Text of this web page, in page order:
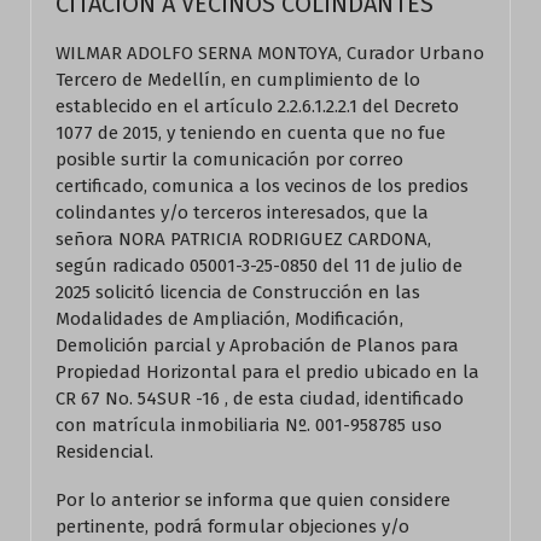
WILMAR ADOLFO SERNA MONTOYA, Curador Urbano
Tercero de Medellín, en cumplimiento de lo
establecido en el artículo 2.2.6.1.2.2.1 del Decreto
1077 de 2015, y teniendo en cuenta que no fue
posible surtir la comunicación por correo
certificado, comunica a los vecinos de los predios
colindantes y/o terceros interesados, que la
señora NORA PATRICIA RODRIGUEZ CARDONA,
según radicado 05001-3-25-0850 del 11 de julio de
2025 solicitó licencia de Construcción en las
Modalidades de Ampliación, Modificación,
Demolición parcial y Aprobación de Planos para
Propiedad Horizontal para el predio ubicado en la
CR 67 No. 54SUR -16 , de esta ciudad, identificado
con matrícula inmobiliaria Nº. 001-958785 uso
Residencial.
Por lo anterior se informa que quien considere
pertinente, podrá formular objeciones y/o